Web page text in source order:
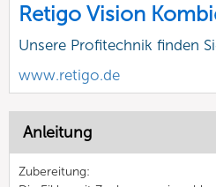
Retigo Vision
Unsere Profitechnik finden
www.retigo.de
Anleitung
Zubereitung: